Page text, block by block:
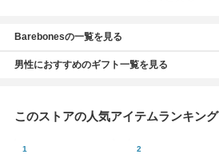
Barebonesの一覧を見る
男性におすすめのギフト一覧を見る
このストアの人気アイテムランキング